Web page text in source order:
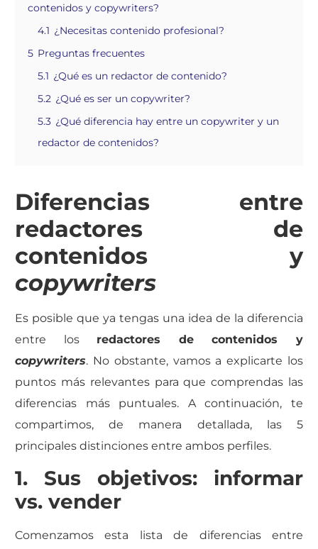
contenidos y copywriters?
4.1 ¿Necesitas contenido profesional?
5 Preguntas frecuentes
5.1 ¿Qué es un redactor de contenido?
5.2 ¿Qué es ser un copywriter?
5.3 ¿Qué diferencia hay entre un copywriter y un
redactor de contenidos?
Diferencias entre
redactores de
contenidos y
copywriters
Es posible que ya tengas una idea de la diferencia
entre los redactores de contenidos y
copywriters. No obstante, vamos a explicarte los
puntos más relevantes para que comprendas las
diferencias más puntuales. A continuación, te
compartimos, de manera detallada, las 5
principales distinciones entre ambos perfiles.
1. Sus objetivos: informar
vs. vender
Comenzamos esta lista de diferencias entre